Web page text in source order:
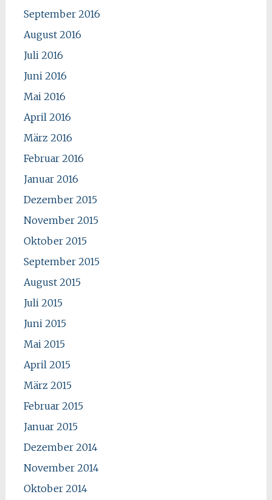
September 2016
August 2016
Juli 2016
Juni 2016
Mai 2016
April 2016
März 2016
Februar 2016
Januar 2016
Dezember 2015
November 2015
Oktober 2015
September 2015
August 2015
Juli 2015
Juni 2015
Mai 2015
April 2015
März 2015
Februar 2015
Januar 2015
Dezember 2014
November 2014
Oktober 2014